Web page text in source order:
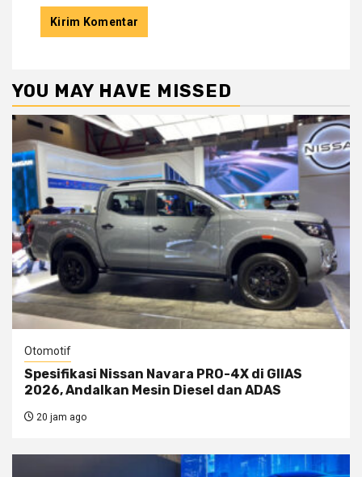
YOU MAY HAVE MISSED
Otomotif
Spesifikasi Nissan Navara PRO-4X di GIIAS
2026, Andalkan Mesin Diesel dan ADAS
20 jam ago